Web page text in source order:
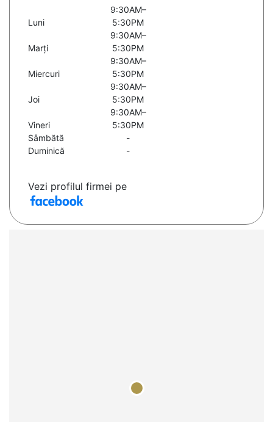
Luni
9:30AM–
5:30PM
Marți
9:30AM–
5:30PM
Miercuri
9:30AM–
5:30PM
Joi
9:30AM–
5:30PM
Vineri
9:30AM–
5:30PM
Sâmbătă
-
Duminică
-
Vezi profilul firmei pe